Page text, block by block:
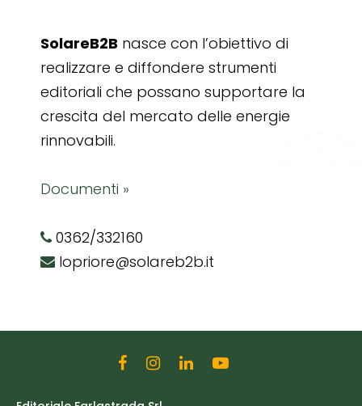
SolareB2B nasce con l’obiettivo di
realizzare e diffondere strumenti
editoriali che possano supportare la
crescita del mercato delle energie
rinnovabili.
Documenti »
0362/332160
lopriore@solareb2b.it